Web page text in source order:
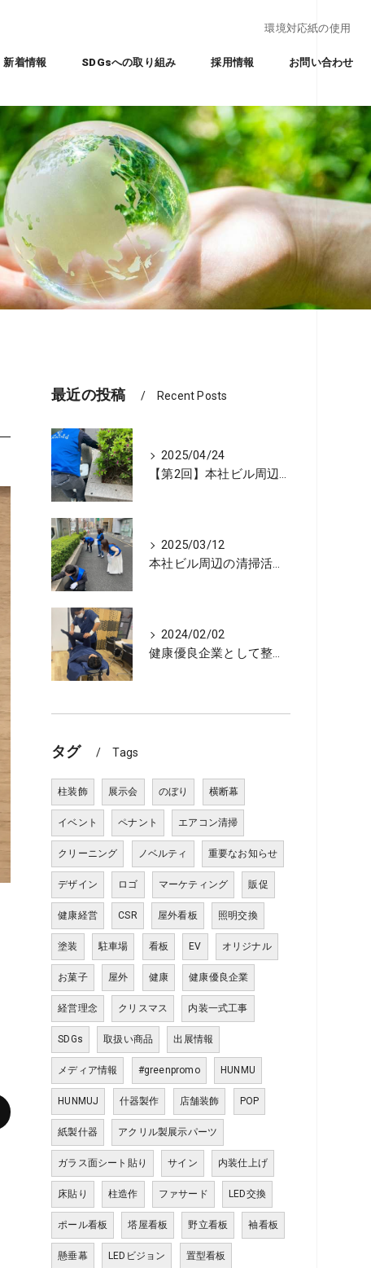
環境対応紙の使用
新着情報 SDGsへの取り組み 採用情報 お問い合わせ
最近の投稿 Recent Posts
2025/04/24
【第2回】本社ビル周辺の清掃活動を行いました
2025/03/12
本社ビル周辺の清掃活動を行いました
2024/02/02
健康優良企業として整体を行っています！
タグ Tags
柱装飾 展示会 のぼり 横断幕
イベント ペナント エアコン清掃
クリーニング ノベルティ 重要なお知らせ
デザイン ロゴ マーケティング 販促
健康経営 CSR 屋外看板 照明交換
塗装 駐車場 看板 EV オリジナル
お菓子 屋外 健康 健康優良企業
経営理念 クリスマス 内装一式工事
SDGs 取扱い商品 出展情報
メディア情報 #greenpromo HUNMU
HUNMUJ 什器製作 店舗装飾 POP
紙製什器 アクリル製展示パーツ
ガラス面シート貼り サイン 内装仕上げ
床貼り 柱造作 ファサード LED交換
ポール看板 塔屋看板 野立看板 袖看板
懸垂幕 LEDビジョン 置型看板